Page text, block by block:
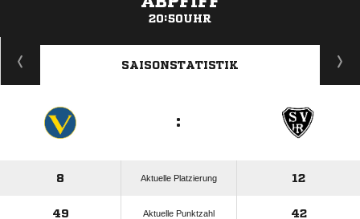
20:50UHR
ANZEIGE
SAISONSTATISTIK
:
8 Aktuelle Platzierung 12
49 Aktuelle Punktzahl 42